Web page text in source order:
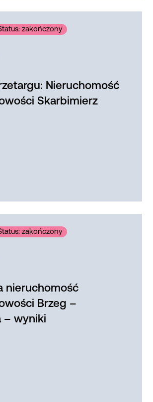
Nieruchomość
Skarbimierz
nieruchomość
Brzeg –
– wyniki